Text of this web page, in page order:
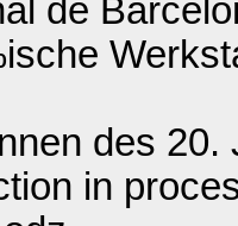
de
des
in